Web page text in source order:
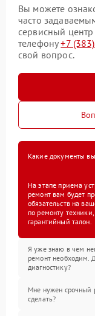
Вы можете
часто
сервисный
телефону+7
свой вопрос.
Какие документы
На этапе приема
ремонт вам будет
обязательств на
по ремонту
гарантийный талон.
Я уже знаю в чем
ремонт необходим.
диагностику?
Мне нужен срочный
сделать?